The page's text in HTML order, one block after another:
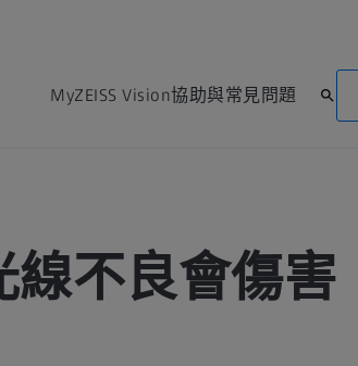
MyZEISS Vision協助與常見問題
線不良會傷害